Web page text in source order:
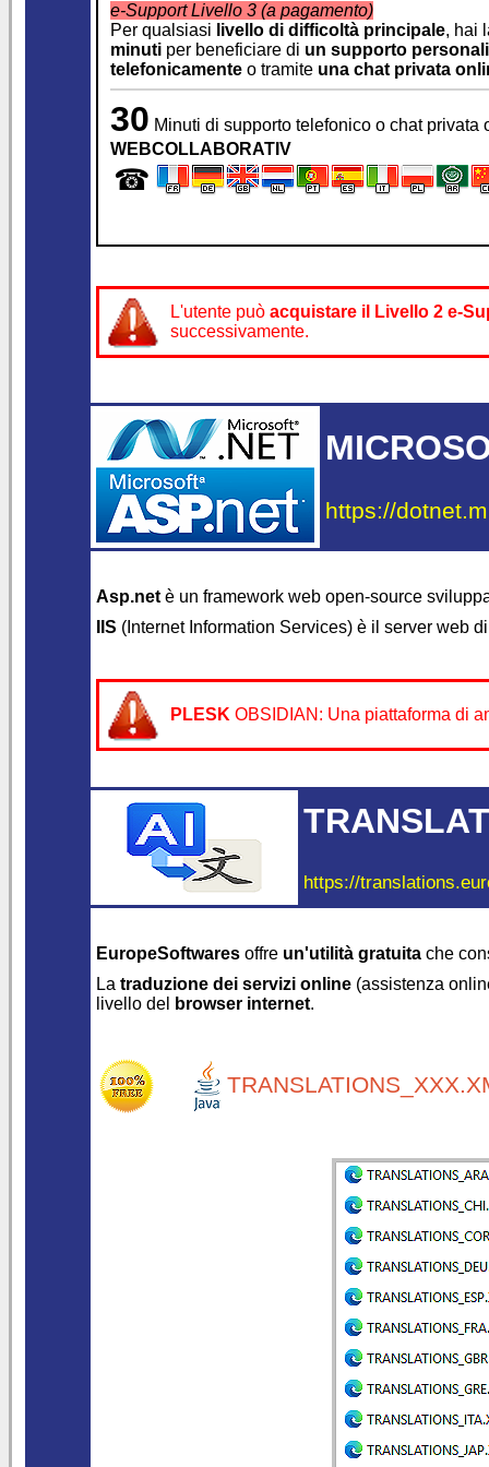
e-Support Livello 3 (a pagamento)
Per qualsiasi livello di difficoltà principale, hai
minuti per beneficiare di un supporto
telefonicamente o tramite una chat privata
30 Minuti di supporto telefonico o chat
WEBCOLLABORATIV
☎
L'utente può acquistare il
Livello 2 e-
successivamente.
https://
Asp.net è un framework web open-source
IIS (Internet Information Services) è il server web
PLESK OBSIDIAN: Una piattaforma di
https://
EuropeSoftwares offre un'utilità gratuita che
La traduzione dei servizi online (assistenza
livello del
browser internet.